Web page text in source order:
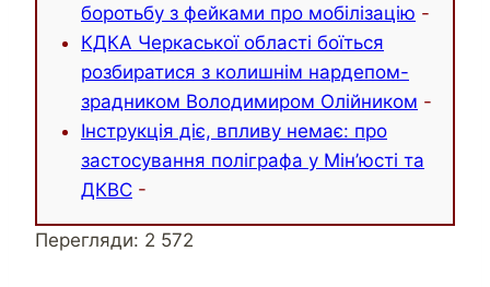
боротьбу з фейками про мобілізацію -
КДКА Черкаської області боїться
розбиратися з колишнім нардепом-
зрадником Володимиром Олійником -
Інструкція діє, впливу немає: про
застосування поліграфа у Мін’юсті та
ДКВС -
Перегляди: 2 572